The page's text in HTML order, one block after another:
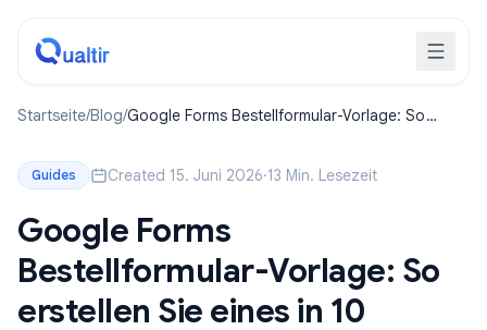
Startseite/Blog/Google Forms Bestellformular-Vorlage: So
Guides Created 15. Juni 2026·13 Min. Lesezeit
Google Forms
Bestellformular-Vorlage: So
erstellen Sie eines in 10